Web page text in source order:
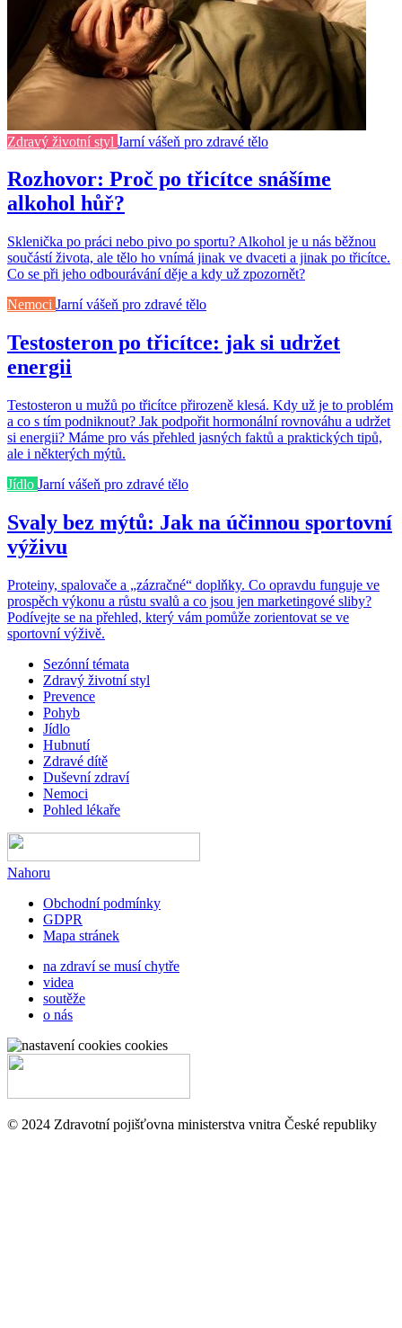
Zdravý životní styl Jarní vášeň pro zdravé tělo
Rozhovor: Proč po třicítce snášíme
alkohol hůř?
Sklenička po práci nebo pivo po sportu? Alkohol je u nás běžnou
součástí života, ale tělo ho vnímá jinak ve dvaceti a jinak po třicítce.
Co se při jeho odbourávání děje a kdy už zpozornět?
Nemoci Jarní vášeň pro zdravé tělo
Testosteron po třicítce: jak si udržet
energii
Testosteron u mužů po třicítce přirozeně klesá. Kdy už je to problém
a co s tím podniknout? Jak podpořit hormonální rovnováhu a udržet
si energii? Máme pro vás přehled jasných faktů a praktických tipů,
ale i některých mýtů.
Jídlo Jarní vášeň pro zdravé tělo
Svaly bez mýtů: Jak na účinnou sportovní
výživu
Proteiny, spalovače a „zázračné“ doplňky. Co opravdu funguje ve
prospěch výkonu a růstu svalů a co jsou jen marketingové sliby?
Podívejte se na přehled, který vám pomůže zorientovat se ve
sportovní výživě.
Sezónní témata
Zdravý životní styl
Prevence
Pohyb
Jídlo
Hubnutí
Zdravé dítě
Duševní zdraví
Nemoci
Pohled lékaře
Nahoru
Obchodní podmínky
GDPR
Mapa stránek
na zdraví se musí chytře
videa
soutěže
o nás
cookies
© 2024 Zdravotní pojišťovna ministerstva vnitra České republiky